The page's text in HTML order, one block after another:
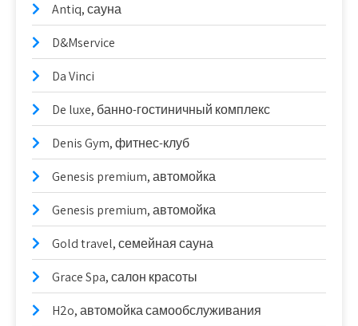
Antiq, сауна
D&Mservice
Da Vinci
De luxe, банно-гостиничный комплекс
Denis Gym, фитнес-клуб
Genesis premium, автомойка
Genesis premium, автомойка
Gold travel, семейная сауна
Grace Spa, салон красоты
H2o, автомойка самообслуживания